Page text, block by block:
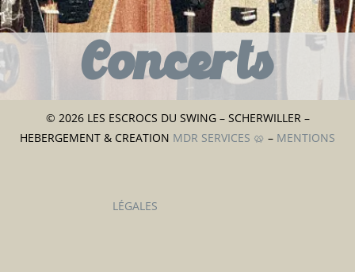
Concerts
© 2026 LES ESCROCS DU SWING – SCHERWILLER –
HEBERGEMENT & CREATION MDR SERVICES 🥨 – MENTIONS
LÉGALES